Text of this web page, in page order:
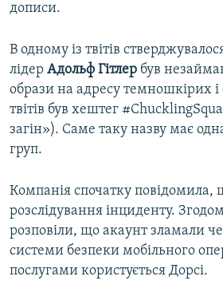
дописи.
В одному із твітів
лідер Адольф Гітлер був
образи на адресу темношкірих і
твітів був хештег
загін»). Саме таку назву має
груп.
Компанія спочатку повідомила,
розслідування інциденту.
розповіли, що акаунт зламали
системи безпеки мобільного
послугами користується Дорсі.